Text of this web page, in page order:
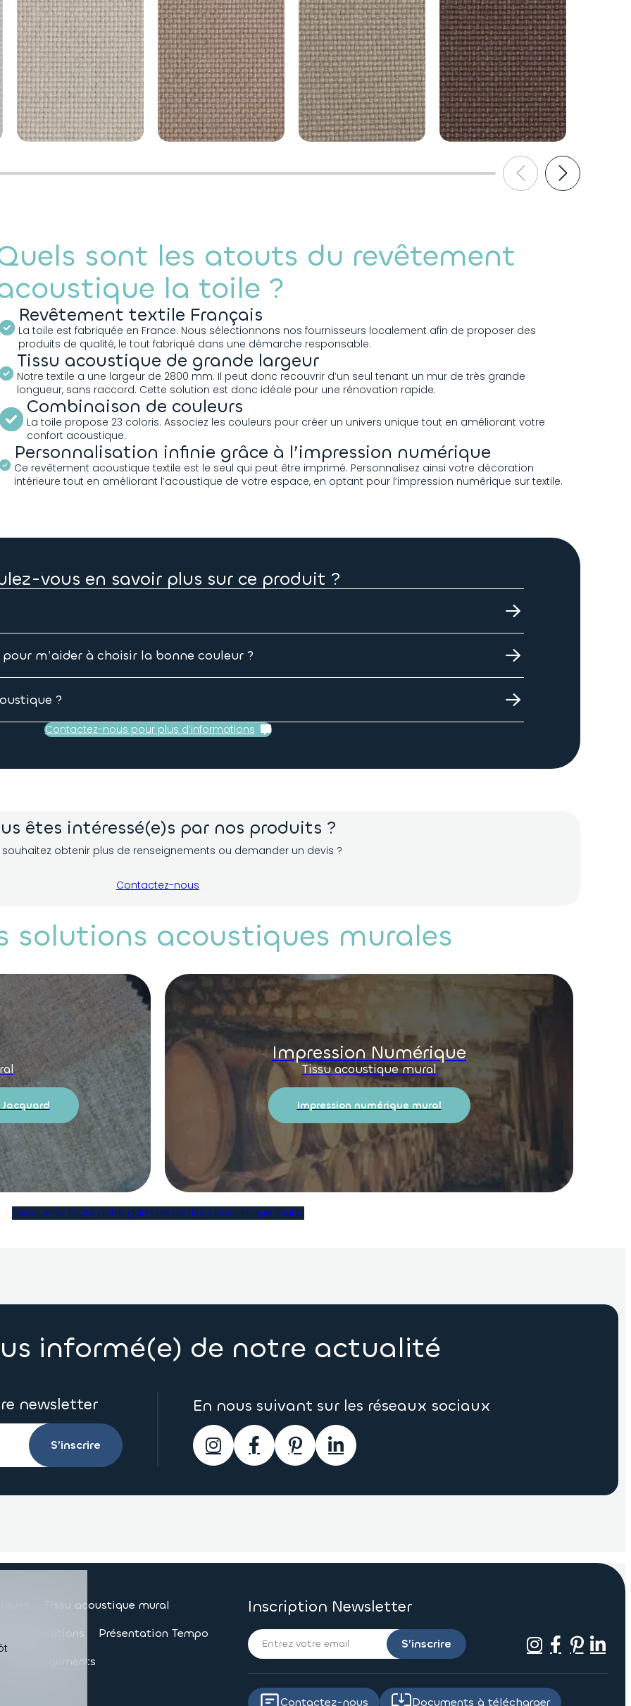
CHATAIN 224
sont les atouts du revêtement
la toile ?
Revêtement textile Français
La toile est fabriquée en France. Nous sélectionnons nos fournisseurs localement afin de proposer des
produits de qualité, le tout fabriqué dans une démarche responsable.
Tissu acoustique de grande largeur
Notre textile a une largeur de 2800 mm. Il peut donc recouvrir d’un seul tenant un mur de très grande
longueur, sans raccord. Cette solution est donc idéale pour une rénovation rapide.
Combinaison de couleurs
La toile propose 23 coloris. Associez les couleurs pour créer un univers unique tout en améliorant votre
confort acoustique.
Personnalisation infinie grâce à l’impression numérique
Ce revêtement acoustique textile est le seul qui peut être imprimé. Personnalisez ainsi votre décoration
intérieure tout en améliorant l’acoustique de votre espace, en optant pour l’impression numérique sur textile.
vous en savoir plus sur ce produit ?
m’aider à choisir la bonne couleur ?
des couleurs sélectionnées.
?
également recouvrir un panneau acoustique TEMPO, il est particulièrement recommandé pour une
Contactez-nous pour plus d’informations
êtes intéressé(e)s par nos produits ?
souhaitez obtenir plus de renseignements ou demander un devis ?
Contactez-nous
solutions acoustiques murales
Impression Numérique
Tissu acoustique mural
Impression numérique mural
Découvrez toute notre gamme de tissu acoustique mural
informé(e) de notre actualité
newsletter
S’inscrire
En nous suivant sur les réseaux sociaux
Tissu acoustique mural
Réalisations
Présentation Tempo
Téléchargements
Inscription Newsletter
S’inscrire
Contactez-nous Documents à télécharger